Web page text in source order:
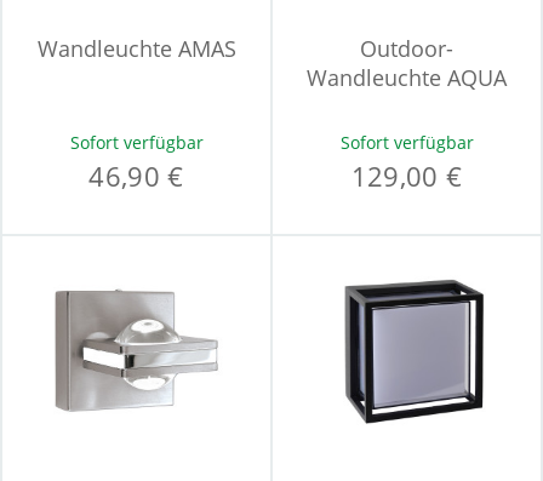
Wandleuchte AMAS
Sofort verfügbar
46,90 €
Outdoor-
Wandleuchte AQUA
Sofort verfügbar
129,00 €